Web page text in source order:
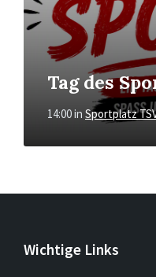
Tag des
14:00in Sportplatz
Wichtige Links